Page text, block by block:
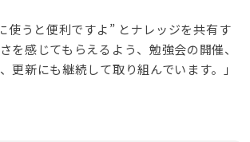
使うと便利ですよ” とナレッジを共有す
を感じてもらえるよう、勉強会の開催、
更新にも継続して取り組んでいます。」